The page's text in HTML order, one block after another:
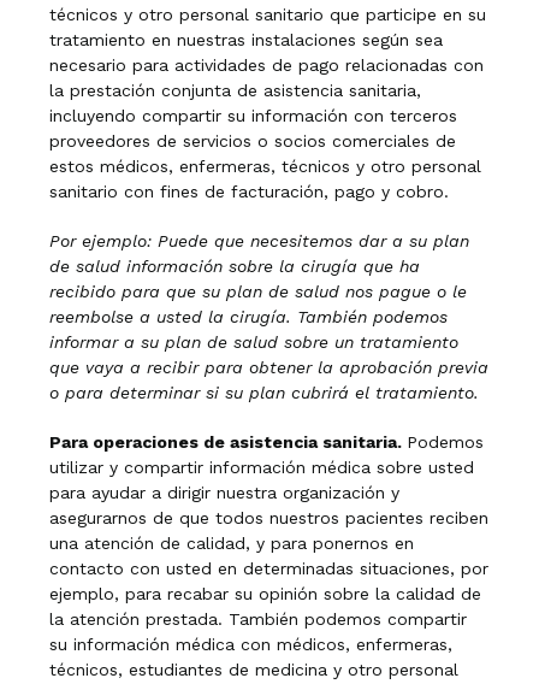
técnicos y otro personal sanitario que participe en su
tratamiento en nuestras instalaciones según sea
necesario para actividades de pago relacionadas con
la prestación conjunta de asistencia sanitaria,
incluyendo compartir su información con terceros
proveedores de servicios o socios comerciales de
estos médicos, enfermeras, técnicos y otro personal
sanitario con fines de facturación, pago y cobro.
Por ejemplo: Puede que necesitemos dar a su plan
de salud información sobre la cirugía que ha
recibido para que su plan de salud nos pague o le
reembolse a usted la cirugía. También podemos
informar a su plan de salud sobre un tratamiento
que vaya a recibir para obtener la aprobación previa
o para determinar si su plan cubrirá el tratamiento.
Para operaciones de asistencia sanitaria. Podemos
utilizar y compartir información médica sobre usted
para ayudar a dirigir nuestra organización y
asegurarnos de que todos nuestros pacientes reciben
una atención de calidad, y para ponernos en
contacto con usted en determinadas situaciones, por
ejemplo, para recabar su opinión sobre la calidad de
la atención prestada. También podemos compartir
su información médica con médicos, enfermeras,
técnicos, estudiantes de medicina y otro personal